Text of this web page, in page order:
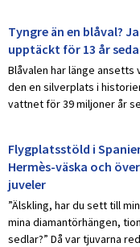
Tyngre än en blåval?
upptäckt för 13 år
Blåvalen har länge
den en silverplats i
vattnet för 39 miljoner år
Flygplatsstöld i
Hermès-väska och
juveler
”Älskling, har du sett till
mina diamantörhängen,
sedlar?” Då var tjuvarna